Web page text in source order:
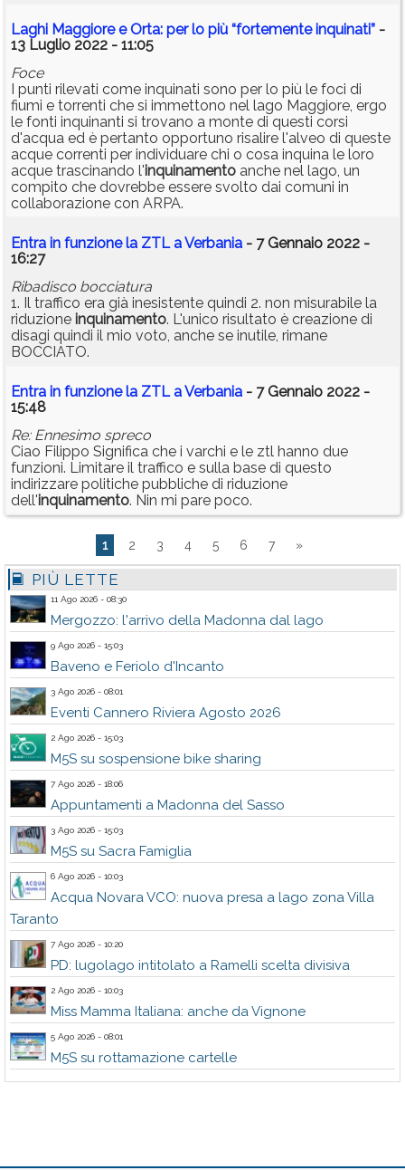
Laghi Maggiore e Orta: per lo più “fortemente inquinati” -
13 Luglio 2022 - 11:05
Foce
I punti rilevati come inquinati sono per lo più le foci di
fiumi e torrenti che si immettono nel lago Maggiore, ergo
le fonti inquinanti si trovano a monte di questi corsi
d'acqua ed è pertanto opportuno risalire l'alveo di queste
acque correnti per individuare chi o cosa inquina le loro
acque trascinando l'inquinamento anche nel lago, un
compito che dovrebbe essere svolto dai comuni in
collaborazione con ARPA.
Entra in funzione la ZTL a Verbania - 7 Gennaio 2022 -
16:27
Ribadisco bocciatura
1. Il traffico era già inesistente quindi 2. non misurabile la
riduzione inquinamento. L'unico risultato è creazione di
disagi quindi il mio voto, anche se inutile, rimane
BOCCIATO.
Entra in funzione la ZTL a Verbania - 7 Gennaio 2022 -
15:48
Re: Ennesimo spreco
Ciao Filippo Significa che i varchi e le ztl hanno due
funzioni. Limitare il traffico e sulla base di questo
indirizzare politiche pubbliche di riduzione
dell'inquinamento. Nin mi pare poco.
1 2 3 4 5 6 7 »
PIÙ LETTE
11 Ago 2026 - 08:30
Mergozzo: l'arrivo della Madonna dal lago
9 Ago 2026 - 15:03
Baveno e Feriolo d'Incanto
3 Ago 2026 - 08:01
Eventi Cannero Riviera Agosto 2026
2 Ago 2026 - 15:03
M5S su sospensione bike sharing
7 Ago 2026 - 18:06
Appuntamenti a Madonna del Sasso
3 Ago 2026 - 15:03
M5S su Sacra Famiglia
6 Ago 2026 - 10:03
Acqua Novara VCO: nuova presa a lago zona Villa
Taranto
7 Ago 2026 - 10:20
PD: lugolago intitolato a Ramelli scelta divisiva
2 Ago 2026 - 10:03
Miss Mamma Italiana: anche da Vignone
5 Ago 2026 - 08:01
M5S su rottamazione cartelle